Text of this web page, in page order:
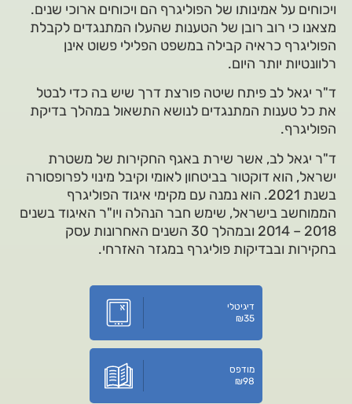
ויכוחים על אמינותו של הפוליגרף הם ויכוחים ארוכי שנים.
מצאנו כי רוב רובן של הטענות שהעלו המתנגדים לקבלת
הפוליגרף כראיה קבילה במשפט הפלילי פשוט אינן
רלוונטיות יותר היום.
ד"ר יגאל לב פיתח שיטה פורצת דרך שיש בה כדי לבטל
את כל טענות המתנגדים לנושא התשאול במהלך בדיקת
הפוליגרף.
ד"ר יגאל לב, אשר שירת באגף החקירות של משטרת
ישראל, הוא דוקטור בביטחון לאומי וקיבל מינוי לפרופסורה
בשנת 2021. הוא נמנה עם מקימי איגוד הפוליגרף
הממוחשב בישראל, שימש חבר הנהלה ויו"ר האיגוד בשנים
2018 – 2014 ובמהלך 30 השנים האחרונות עסק
בחקירות ובבדיקות פוליגרף במגזר האזרחי.
דיגיטלי
₪35
מודפס
₪98